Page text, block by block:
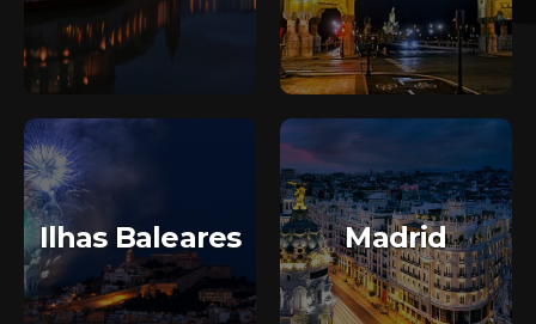
Ilhas Baleares Madrid